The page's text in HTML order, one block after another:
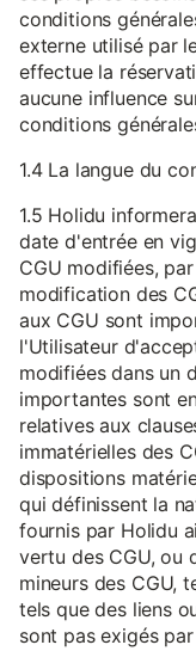
conditions
externe utilisé par
effectue la
aucune influence
conditions
1.4 La langue du
1.5 Holidu
date d'entrée en
CGU modifiées,
modification des
aux CGU sont
l'Utilisateur
modifiées dans un
importantes sont
relatives aux
immatérielles des
dispositions
qui définissent la
fournis par Holidu
vertu des CGU, ou
mineurs des CGU,
tels que des liens
sont pas exigés